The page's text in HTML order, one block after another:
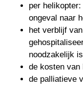
per
ongeval naar
het verblijf
noodzakelijk
de kosten van
de palliatieve